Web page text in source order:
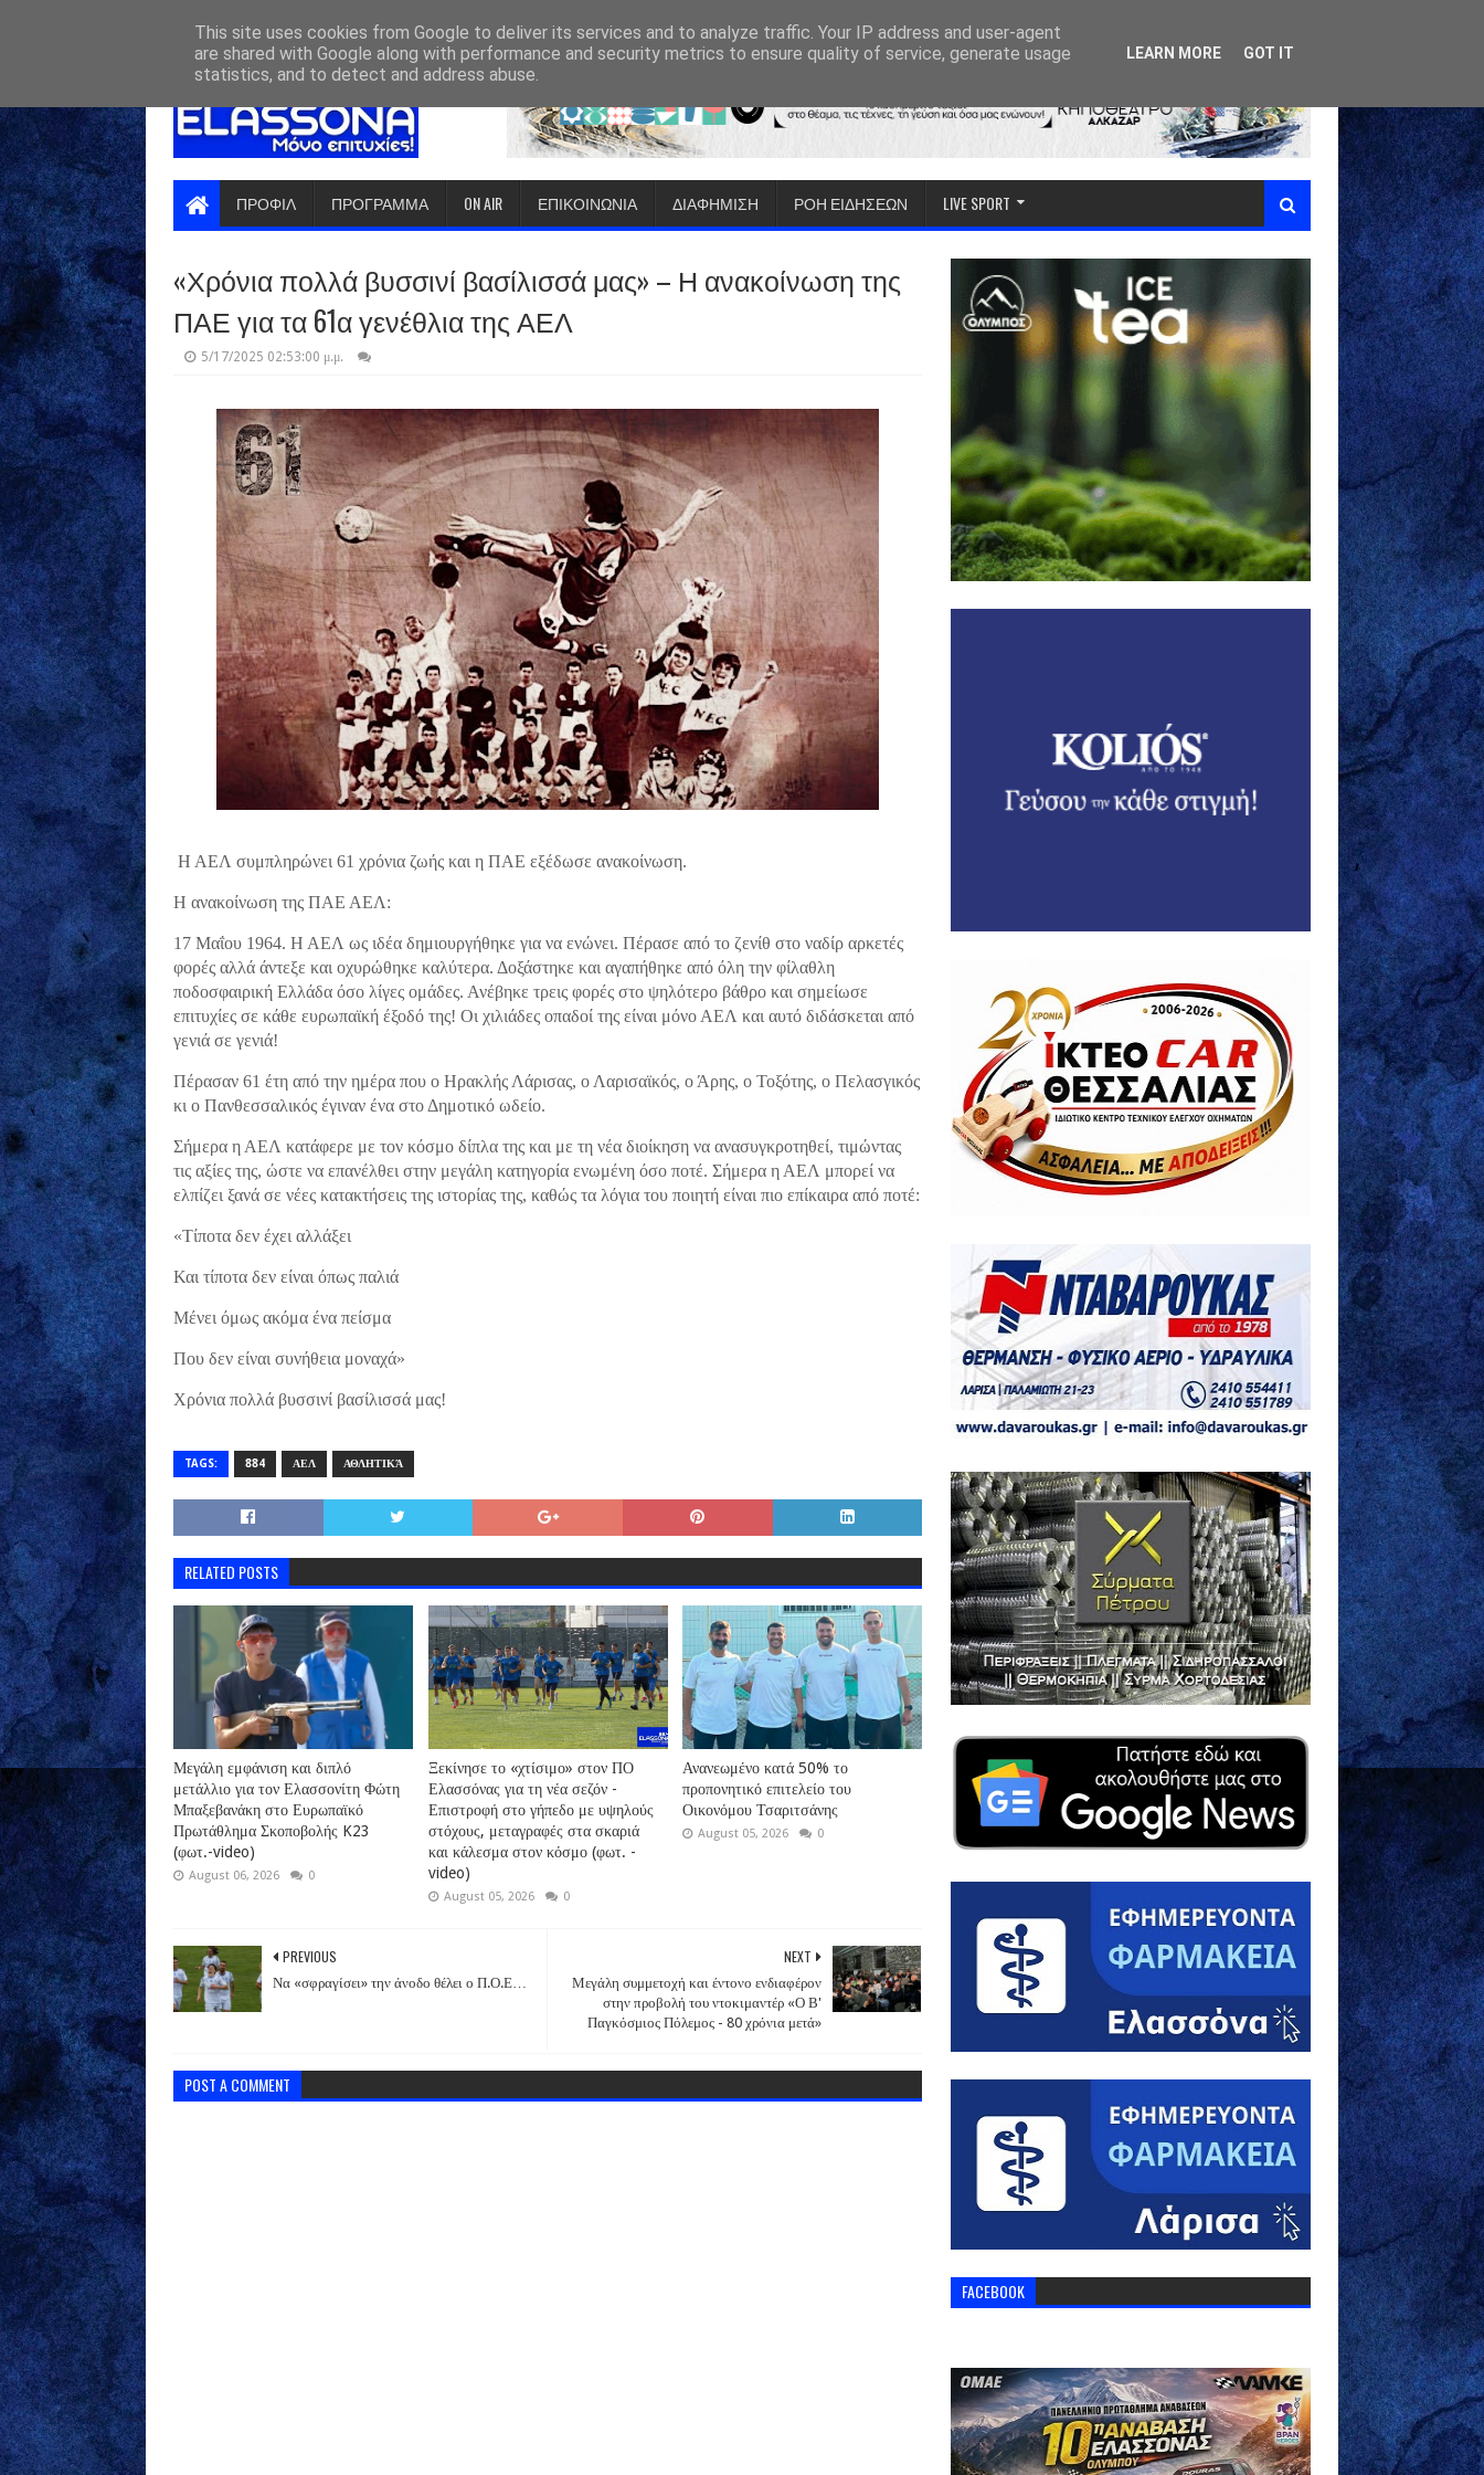
ΠΡΟΦΙΛ ΠΡΟΓΡΑΜΜΑ ON AIR ΕΠΙΚΟΙΝΩΝΙΑ ΔΙΑΦΗΜΙΣΗ ΡΟΗ ΕΙΔΗΣΕΩΝ LIVE SPORT
«Χρόνια πολλά βυσσινί βασίλισσά μας» – Η ανακοίνωση της
ΠΑΕ για τα 61α γενέθλια της ΑΕΛ
5/17/2025 02:53:00 μ.μ.
Η ΑΕΛ συμπληρώνει 61 χρόνια ζωής και η ΠΑΕ εξέδωσε ανακοίνωση.
Η ανακοίνωση της ΠΑΕ ΑΕΛ:
17 Μαΐου 1964. Η ΑΕΛ ως ιδέα δημιουργήθηκε για να ενώνει. Πέρασε από το ζενίθ στο ναδίρ αρκετές
φορές αλλά άντεξε και οχυρώθηκε καλύτερα. Δοξάστηκε και αγαπήθηκε από όλη την φίλαθλη
ποδοσφαιρική Ελλάδα όσο λίγες ομάδες. Ανέβηκε τρεις φορές στο ψηλότερο βάθρο και σημείωσε
επιτυχίες σε κάθε ευρωπαϊκή έξοδό της! Οι χιλιάδες οπαδοί της είναι μόνο ΑΕΛ και αυτό διδάσκεται από
γενιά σε γενιά!
Πέρασαν 61 έτη από την ημέρα που ο Ηρακλής Λάρισας, ο Λαρισαϊκός, ο Άρης, ο Τοξότης, ο Πελασγικός
κι ο Πανθεσσαλικός έγιναν ένα στο Δημοτικό ωδείο.
Σήμερα η ΑΕΛ κατάφερε με τον κόσμο δίπλα της και με τη νέα διοίκηση να ανασυγκροτηθεί, τιμώντας
τις αξίες της, ώστε να επανέλθει στην μεγάλη κατηγορία ενωμένη όσο ποτέ. Σήμερα η ΑΕΛ μπορεί να
ελπίζει ξανά σε νέες κατακτήσεις της ιστορίας της, καθώς τα λόγια του ποιητή είναι πιο επίκαιρα από ποτέ:
«Τίποτα δεν έχει αλλάξει
Και τίποτα δεν είναι όπως παλιά
Μένει όμως ακόμα ένα πείσμα
Που δεν είναι συνήθεια μοναχά»
Χρόνια πολλά βυσσινί βασίλισσά μας!
TAGS: 884 ΑΕΛ ΑΘΛΗΤΙΚΆ
RELATED POSTS
Μεγάλη εμφάνιση και διπλό
μετάλλιο για τον Ελασσονίτη Φώτη
Μπαξεβανάκη στο Ευρωπαϊκό
Πρωτάθλημα Σκοποβολής K23
(φωτ.-video)
August 06, 2026 0
Ξεκίνησε το «χτίσιμο» στον ΠΟ
Ελασσόνας για τη νέα σεζόν -
Επιστροφή στο γήπεδο με υψηλούς
στόχους, μεταγραφές στα σκαριά
και κάλεσμα στον κόσμο (φωτ. -
video)
August 05, 2026 0
Ανανεωμένο κατά 50% το
προπονητικό επιτελείο του
Οικονόμου Τσαριτσάνης
August 05, 2026 0
NEXT
Μεγάλη συμμετοχή και έντονο ενδιαφέρον
στην προβολή του ντοκιμαντέρ «Ο Β'
Παγκόσμιος Πόλεμος - 80 χρόνια μετά»
PREVIOUS
Να «σφραγίσει» την άνοδο θέλει ο Π.Ο.Ε…
POST A COMMENT
FACEBOOK
This site uses cookies from Google to deliver its services and to analyze traffic. Your IP address and user-agent
are shared with Google along with performance and security metrics to ensure quality of service, generate usage
statistics, and to detect and address abuse.
LEARN MORE GOT IT